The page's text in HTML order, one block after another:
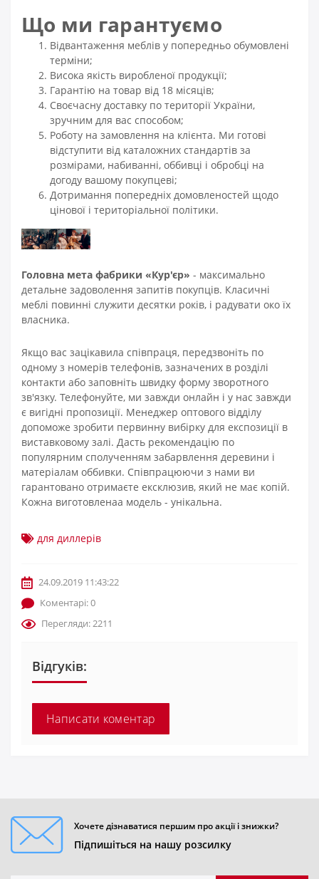
Що ми гарантуємо
Відвантаження меблів у попередньо обумовлені
терміни;
Висока якість виробленої продукції;
Гарантію на товар від 18 місяців;
Своєчасну доставку по території України,
зручним для вас способом;
Роботу на замовлення на клієнта. Ми готові
відступити від каталожних стандартів за
розмірами, набиванні, оббивці і обробці на
догоду вашому покупцеві;
Дотримання попередніх домовленостей щодо
цінової і територіальної політики.
Головна мета фабрики «Кур'єр» - максимально
детальне задоволення запитів покупців. Класичні
меблі повинні служити десятки років, і радувати око їх
власника.
Якщо вас зацікавила співпраця, передзвоніть по
одному з номерів телефонів, зазначених в розділі
контакти або заповніть швидку форму зворотного
зв'язку. Телефонуйте, ми завжди онлайн і у нас завжди
є вигідні пропозиції. Менеджер оптового відділу
допоможе зробити первинну вибірку для експозиції в
виставковому залі. Дасть рекомендацію по
популярним сполученням забарвлення деревини і
матеріалам оббивки. Співпрацюючи з нами ви
гарантовано отримаєте ексклюзив, який не має копій.
Кожна виготовленаа модель - унікальна.
для диллерів
24.09.2019 11:43:22
Коментарі: 0
Перегляди: 2211
Відгуків:
Написати коментар
Хочете дізнаватися першим про акції і знижки?
Підпишіться на нашу розсилку